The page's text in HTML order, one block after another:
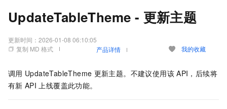
UpdateTableTheme - 更新主题
更新时间： 2026-01-08 06:10:05
复制 MD 格式
产品详情 我的收藏
调用 UpdateTableTheme 更新主题。不建议使用该 API，后续将
有新 API 上线覆盖此功能。